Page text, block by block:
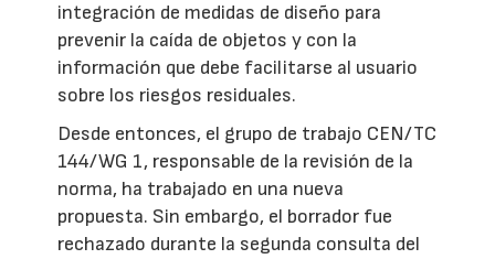
integración de medidas de diseño para
prevenir la caída de objetos y con la
información que debe facilitarse al usuario
sobre los riesgos residuales.
Desde entonces, el grupo de trabajo CEN/TC
144/WG 1, responsable de la revisión de la
norma, ha trabajado en una nueva
propuesta. Sin embargo, el borrador fue
rechazado durante la segunda consulta del